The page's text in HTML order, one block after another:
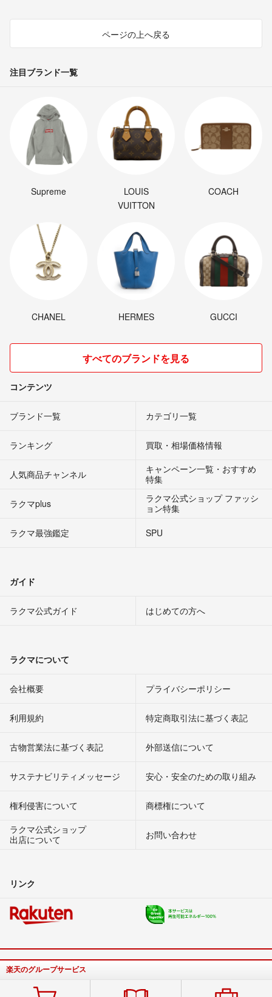
ページの上へ戻る
注目ブランド一覧
Supreme
LOUIS
VUITTON
COACH
CHANEL HERMES GUCCI
すべてのブランドを見る
コンテンツ
ブランド一覧 カテゴリ一覧
ランキング 買取・相場価格情報
人気商品チャンネル
キャンペーン一覧・おすすめ
特集
ラクマplus
ラクマ公式ショップ ファッシ
ョン特集
ラクマ最強鑑定
SPU
ガイド
ラクマ公式ガイド はじめての方へ
ラクマについて
会社概要 プライバシーポリシー
利用規約 特定商取引法に基づく表記
古物営業法に基づく表記 外部送信について
サステナビリティメッセージ 安心・安全のための取り組み
権利侵害について
商標権について
ラクマ公式ショップ
出店について
お問い合わせ
リンク
楽天のグループサービス